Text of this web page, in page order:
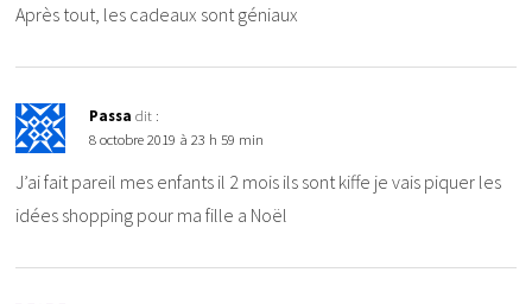
Après tout, les cadeaux sont géniaux
Passa dit :
8 octobre 2019 à 23 h 59 min
J’ai fait pareil mes enfants il 2 mois ils sont kiffe je vais piquer les
idées shopping pour ma fille a Noël